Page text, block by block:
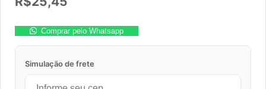
Comprar pelo Whatsapp
Simulação de frete